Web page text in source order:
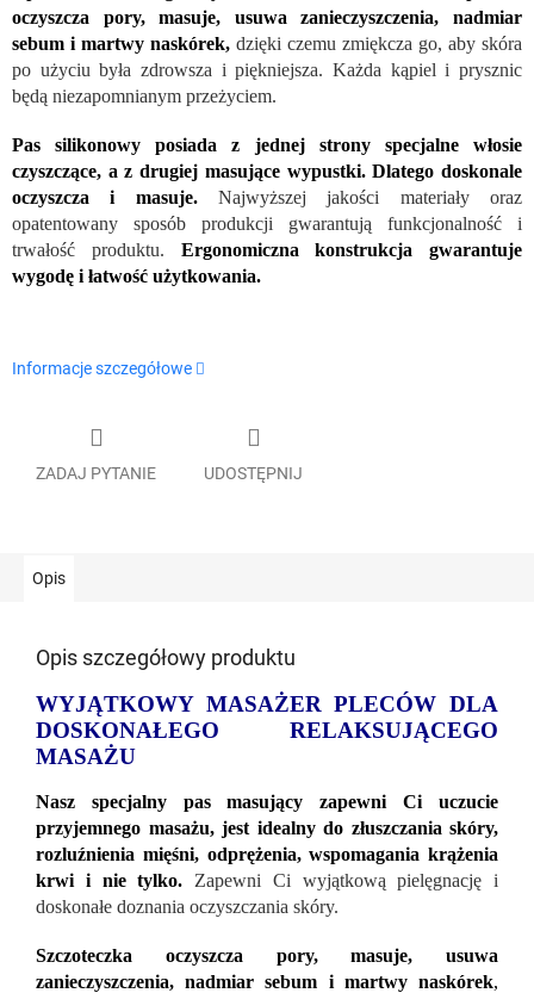
oczyszcza pory, masuje, usuwa zanieczyszczenia, nadmiar
sebum i martwy naskórek, dzięki czemu zmiękcza go, aby skóra
po użyciu była zdrowsza i piękniejsza. Każda kąpiel i prysznic
będą niezapomnianym przeżyciem.
Pas silikonowy posiada z jednej strony specjalne włosie
czyszczące, a z drugiej masujące wypustki. Dlatego doskonale
oczyszcza i masuje.Najwyższej jakości materiały oraz
opatentowany sposób produkcji gwarantują funkcjonalność i
trwałość produktu. Ergonomiczna konstrukcja gwarantuje
wygodę i łatwość użytkowania.
Informacje szczegółowe
ZADAJ PYTANIE UDOSTĘPNIJ
Opis
Opis szczegółowy produktu
WYJĄTKOWY MASAŻER PLECÓW DLA
DOSKONAŁEGO RELAKSUJĄCEGO
MASAŻU
Nasz specjalny pas masujący zapewni Ci uczucie
przyjemnego masażu, jest idealny do złuszczania skóry,
rozluźnienia mięśni, odprężenia, wspomagania krążenia
krwi i nie tylko. Zapewni Ci wyjątkową pielęgnację i
doskonałe doznania oczyszczania skóry.
Szczoteczka oczyszcza pory, masuje, usuwa
zanieczyszczenia, nadmiar sebum i martwy naskórek,